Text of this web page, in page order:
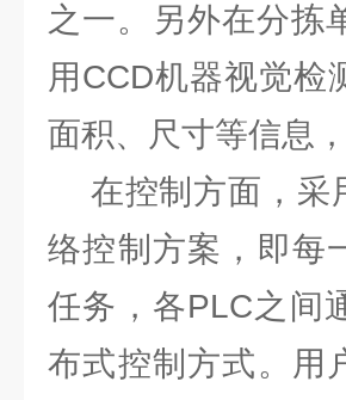
之一。另外在分拣
用CCD机器视觉检
面积、尺寸等信息
在控制方面，采
络控制方案，即每
任务，各PLC之间
布式控制方式。用